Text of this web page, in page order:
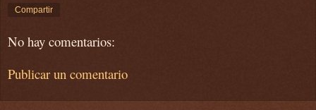
Compartir
No hay comentarios:
Publicar un comentario